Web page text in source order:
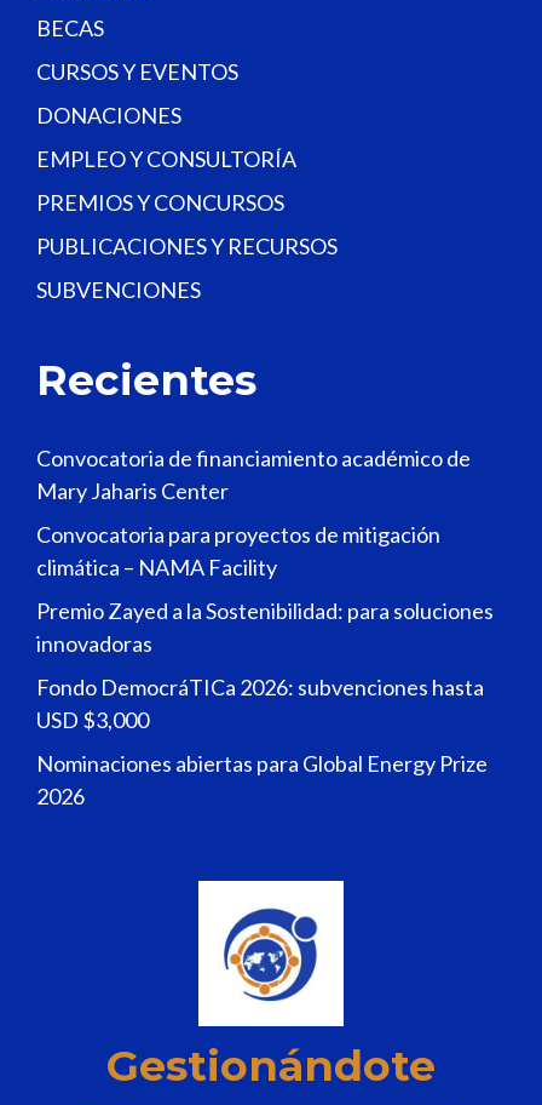
BECAS
CURSOS Y EVENTOS
DONACIONES
EMPLEO Y CONSULTORÍA
PREMIOS Y CONCURSOS
PUBLICACIONES Y RECURSOS
SUBVENCIONES
Recientes
Convocatoria de financiamiento académico de
Mary Jaharis Center
Convocatoria para proyectos de mitigación
climática – NAMA Facility
Premio Zayed a la Sostenibilidad: para soluciones
innovadoras
Fondo DemocráTICa 2026: subvenciones hasta
USD $3,000
Nominaciones abiertas para Global Energy Prize
2026
Gestionándote